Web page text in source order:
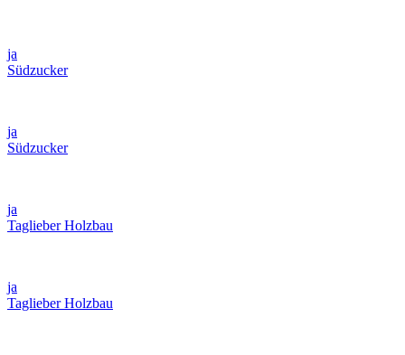
ja
Südzucker
ja
Südzucker
ja
Taglieber Holzbau
ja
Taglieber Holzbau